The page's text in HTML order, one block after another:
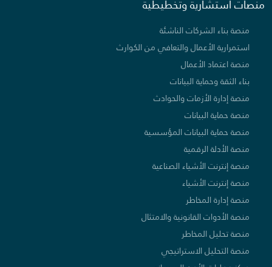
منصات استشارية وتخطيطية
منصة بناء الشركات الناشئة
استمرارية الأعمال والتعافي من الكوارث
منصة اعتماد الأعمال
بناء الثقة وحماية البيانات
منصة إدارة الأزمات والحوادث
منصة حماية البيانات
منصة حماية البيانات المؤسسية
منصة الأدلة الرقمية
منصة إنترنت الأشياء الصناعية
منصة إنترنت الأشياء
منصة إدارة المخاطر
منصة الأدوات القانونية والامتثال
منصة تحليل المخاطر
منصة التحليل الاستراتيجي